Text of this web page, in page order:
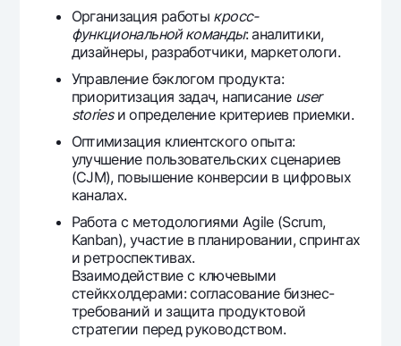
Организация работы кросс-
функциональной команды: аналитики,
дизайнеры, разработчики, маркетологи.
Управление бэклогом продукта:
приоритизация задач, написание user
storiesи определение критериев приемки.
Оптимизация клиентского опыта:
улучшение пользовательских сценариев
(CJM), повышение конверсии в цифровых
каналах.
Работа с методологиями Agile (Scrum,
Kanban), участие в планировании, спринтах
и ретроспективах.
Взаимодействие с ключевыми
стейкхолдерами: согласование бизнес-
требований и защита продуктовой
стратегии перед руководством.